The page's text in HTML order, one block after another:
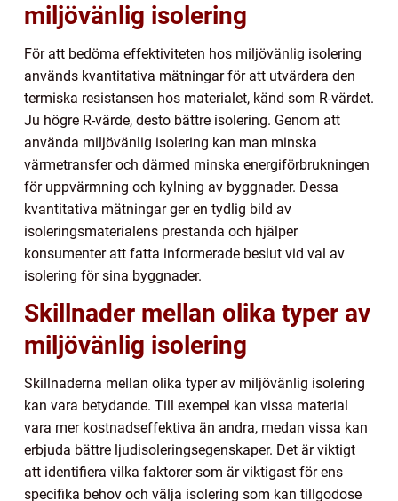
miljövänlig isolering
För att bedöma effektiviteten hos miljövänlig isolering
används kvantitativa mätningar för att utvärdera den
termiska resistansen hos materialet, känd som R-värdet.
Ju högre R-värde, desto bättre isolering. Genom att
använda miljövänlig isolering kan man minska
värmetransfer och därmed minska energiförbrukningen
för uppvärmning och kylning av byggnader. Dessa
kvantitativa mätningar ger en tydlig bild av
isoleringsmaterialens prestanda och hjälper
konsumenter att fatta informerade beslut vid val av
isolering för sina byggnader.
Skillnader mellan olika typer av
miljövänlig isolering
Skillnaderna mellan olika typer av miljövänlig isolering
kan vara betydande. Till exempel kan vissa material
vara mer kostnadseffektiva än andra, medan vissa kan
erbjuda bättre ljudisoleringsegenskaper. Det är viktigt
att identifiera vilka faktorer som är viktigast för ens
specifika behov och välja isolering som kan tillgodose